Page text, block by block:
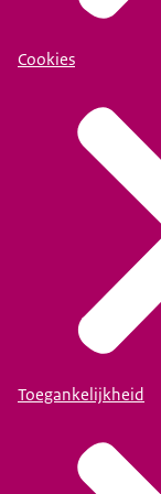
Cookies
Toegankelijkheid